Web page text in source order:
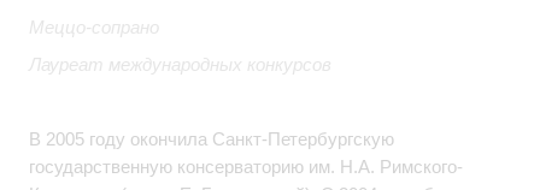
Меццо-сопрано
Лауреат международных конкурсов
В 2005 году окончила Санкт-Петербургскую
государственную консерваторию им. Н.А. Римского-